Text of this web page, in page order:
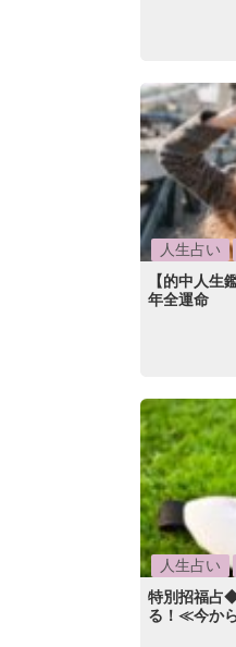
人生占い
【的中人生
年全運命
人生占い
特別招福占
る！≪今か